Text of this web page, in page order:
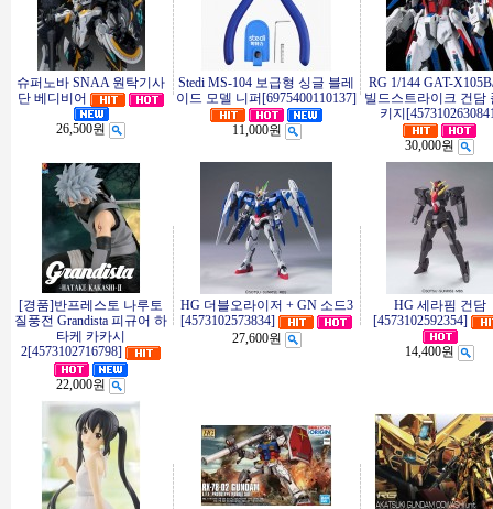
슈퍼노바 SNAA 원탁기사
단 베디비어
26,500원
Stedi MS-104 보급형 싱글 블레
이드 모델 니퍼[6975400110137]
11,000원
RG 1/144 GAT-
빌드스트라이크 건담
키지
30,000원
[경품]반프레스토 나루토
질풍전 Grandista 피규어 하
타케 카카시
2[4573102716798]
22,000원
HG 더블오라이저 + GN 소드3
[4573102573834]
27,600원
HG 세라핌 건담
[4573102592354]
14,400원